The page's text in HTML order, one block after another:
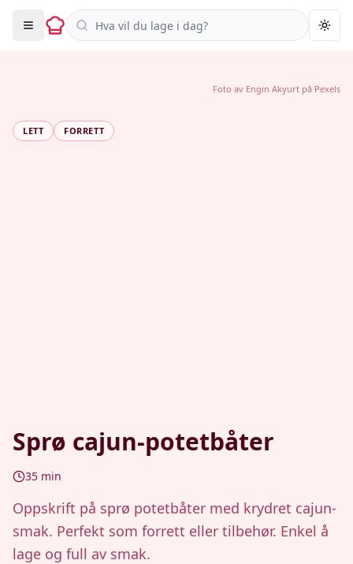
Søk i oppskrifter
LETT FORRETT
Sprø cajun-potetbåter
35 min
Oppskrift på sprø potetbåter med krydret cajun-
smak. Perfekt som forrett eller tilbehør. Enkel å
lage og full av smak.
Foto av Engin Akyurt på Pexels